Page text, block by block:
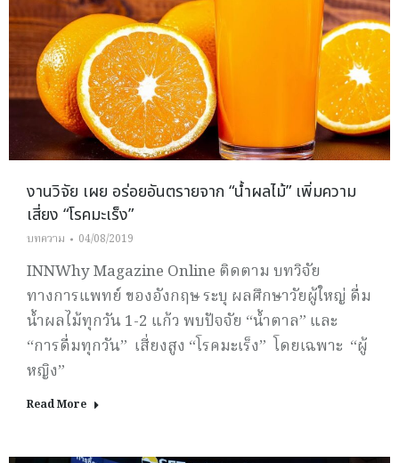
งานวิจัย เผย อร่อยอันตรายจาก “น้ำผลไม้” เพิ่มความ
เสี่ยง “โรคมะเร็ง”
บทความ 04/08/2019
INNWhy Magazine Online ติดตาม บทวิจัย
ทางการแพทย์ ของอังกฤษ ระบุ ผลศึกษาวัยผู้ใหญ่ ดื่ม
น้ำผลไม้ทุกวัน 1-2 แก้ว พบปัจจัย “น้ำตาล” และ
“การดื่มทุกวัน” เสี่ยงสูง “โรคมะเร็ง” โดยเฉพาะ “ผู้
หญิง”
Read More